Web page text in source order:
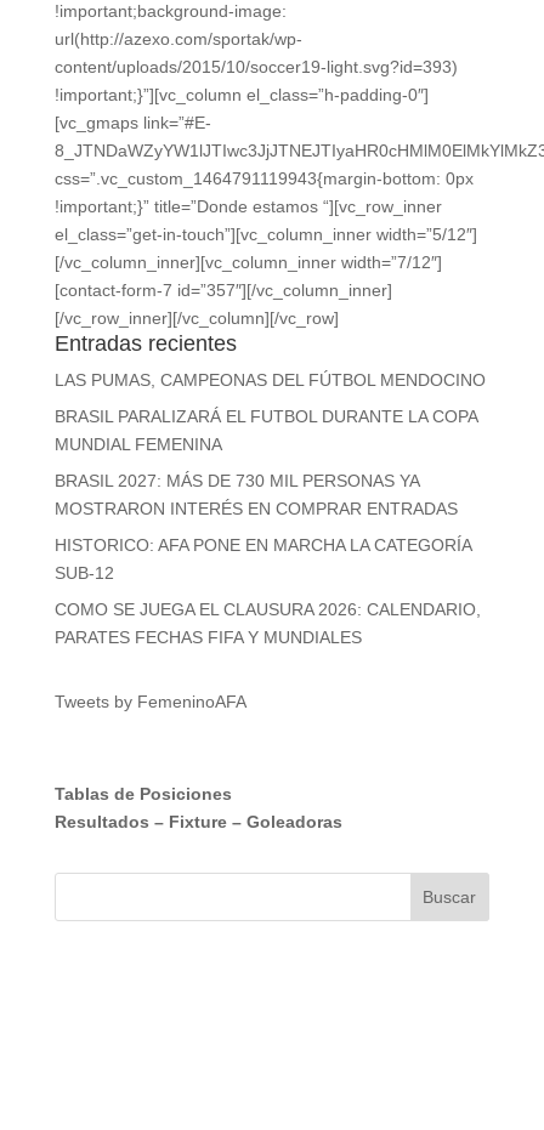
!important;background-image:
url(http://azexo.com/sportak/wp-
content/uploads/2015/10/soccer19-light.svg?id=393)
!important;}”][vc_column el_class=”h-padding-0″]
[vc_gmaps link=”#E-
css=”.vc_custom_1464791119943{margin-bottom: 0px
!important;}” title=”Donde estamos “][vc_row_inner
el_class=”get-in-touch”][vc_column_inner width=”5/12″]
[/vc_column_inner][vc_column_inner width=”7/12″]
[contact-form-7 id=”357″][/vc_column_inner]
[/vc_row_inner][/vc_column][/vc_row]
Entradas recientes
LAS PUMAS, CAMPEONAS DEL FÚTBOL MENDOCINO
BRASIL PARALIZARÁ EL FUTBOL DURANTE LA COPA
MUNDIAL FEMENINA
BRASIL 2027: MÁS DE 730 MIL PERSONAS YA
MOSTRARON INTERÉS EN COMPRAR ENTRADAS
HISTORICO: AFA PONE EN MARCHA LA CATEGORÍA
SUB-12
COMO SE JUEGA EL CLAUSURA 2026: CALENDARIO,
PARATES FECHAS FIFA Y MUNDIALES
Tweets by FemeninoAFA
Tablas de Posiciones
Resultados – Fixture– Goleadoras